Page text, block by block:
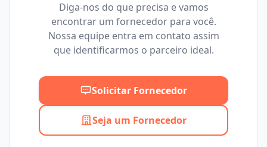
Máximo
Diga-nos do que precisa e vamos
encontrar um fornecedor para você.
Nossa equipe entra em contato assim
que identificarmos o parceiro ideal.
Solicitar Fornecedor
Seja um Fornecedor